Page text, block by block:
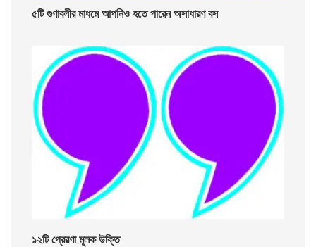
৫টি গুণাবলীর মাধমে আপনিও হতে পারেন অসাধারণ বস
১২টি প্রেরণা মূলক উক্তি